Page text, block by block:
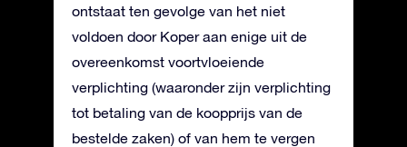
ontstaat ten gevolge van het niet
voldoen door Koper aan enige uit de
overeenkomst voortvloeiende
verplichting (waaronder zijn verplichting
tot betaling van de koopprijs van de
bestelde zaken) of van hem te vergen